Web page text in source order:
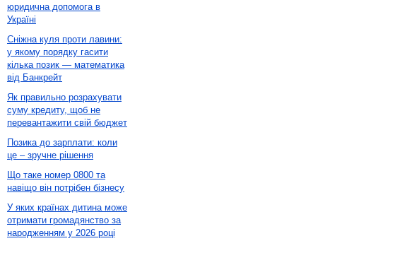
юридична допомога в
Україні
Сніжна куля проти лавини:
у якому порядку гасити
кілька позик — математика
від Банкрейт
Як правильно розрахувати
суму кредиту, щоб не
перевантажити свій бюджет
Позика до зарплати: коли
це – зручне рішення
Що таке номер 0800 та
навіщо він потрібен бізнесу
У яких країнах дитина може
отримати громадянство за
народженням у 2026 році